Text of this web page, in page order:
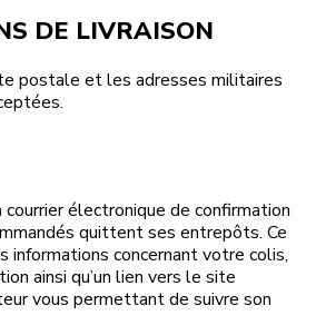
DE LIVRAISON
postale et les adresses militaires
courrier électronique de confirmation
quittent ses entrepôts. Ce
informations concernant votre colis,
ainsi qu’un lien vers le site
vous permettant de suivre son